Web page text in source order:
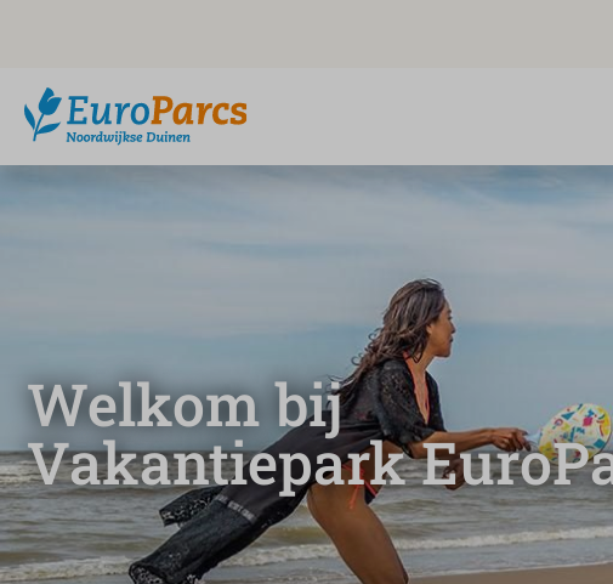
Welkom bij
Vakantiepark